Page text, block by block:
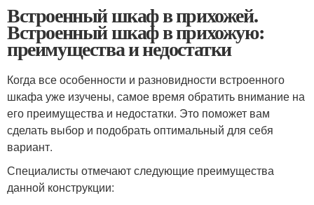
Встроенный шкаф в прихожей.
Встроенный шкаф в прихожую:
преимущества и недостатки
Когда все особенности и разновидности встроенного
шкафа уже изучены, самое время обратить внимание на
его преимущества и недостатки. Это поможет вам
сделать выбор и подобрать оптимальный для себя
вариант.
Специалисты отмечают следующие преимущества
данной конструкции: